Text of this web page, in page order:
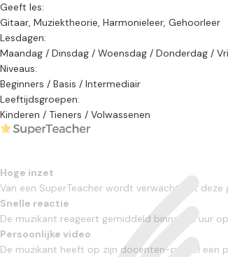
Geeft les:
Gitaar, Muziektheorie, Harmonieleer, Gehoorleer
Lesdagen:
Maandag / Dinsdag / Woensdag / Donderdag /
Niveaus:
Beginners / Basis / Intermediair
Leeftijdsgroepen:
Kinderen / Tieners / Volwassenen
Hoge inzet
Van een SuperTeacher wordt verwacht dat
Snelle reactie
De muzikant reageert gemiddeld binnen 12 uur
Persoonlijke video
De muzikant heeft op zijn docenten-profiel een